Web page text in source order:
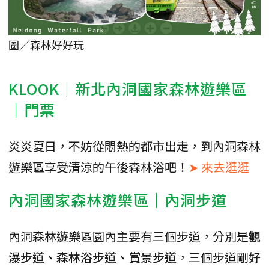
圖／森林好好玩
KLOOK｜新北內洞國家森林遊樂區
｜門票
炎炎夏日，不妨從悶熱的都市出走，到內洞森林
遊樂區享受清涼的午後森林浴吧！ ➤ 來去逛逛
內洞國家森林遊樂區｜內洞步道
內洞森林遊樂區園內主要有三個步道，分別是觀
瀑步道、森林浴步道、賞景步道 ，三個步道剛好